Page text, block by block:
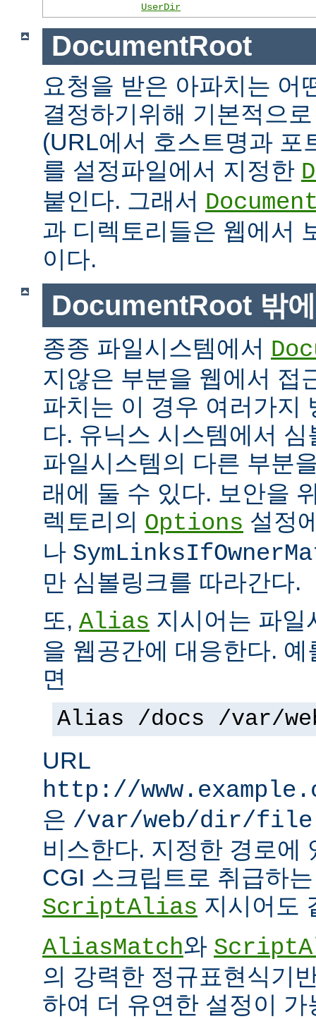
UserDir
DocumentRoot
요청을 받은 아파치는 어
결정하기위해 기본적으
(URL에서 호스트명과 포
를 설정파일에서 지정한
붙인다. 그래서
과 디렉토리들은 웹에서
이다.
DocumentRoot 밖
종종 파일시스템에서
지않은 부분을 웹에서 접
파치는 이 경우 여러가지
다. 유닉스 시스템에서
파일시스템의 다른 부분
래에 둘 수 있다. 보안을
렉토리의 Options 설정
나
만 심볼링크를 따라간다.
또, Alias 지시어는 파일
을 웹공간에 대응한다.
면
Alias /docs /var/
URL
http://
은 /var/web/dir/
비스한다. 지정한 경로에
CGI 스크립트로 취급하
ScriptAlias 지시어도
AliasMatch와
의 강력한 정규표현식기
하여 더 유연한 설정이